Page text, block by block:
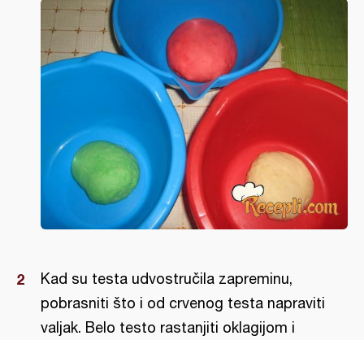
Kad su testa udvostručila zapreminu,
pobrasniti što i od crvenog testa napraviti
valjak. Belo testo rastanjiti oklagijom i